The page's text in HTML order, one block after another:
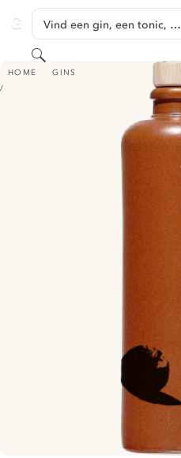
GINVENTORY
Vind een gin, een tonic, …
Zoeken
HOME GINS
TAIKO'S GIN